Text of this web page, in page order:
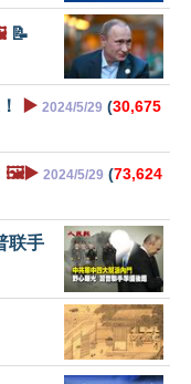
📝
▶️ 2024/5/29 (30,675
🖼️▶️ 2024/5/29 (73,624
联手